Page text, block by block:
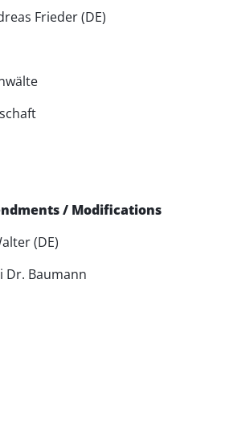
Frieder (DE)
/ Modifications
(DE)
Dr. Baumann